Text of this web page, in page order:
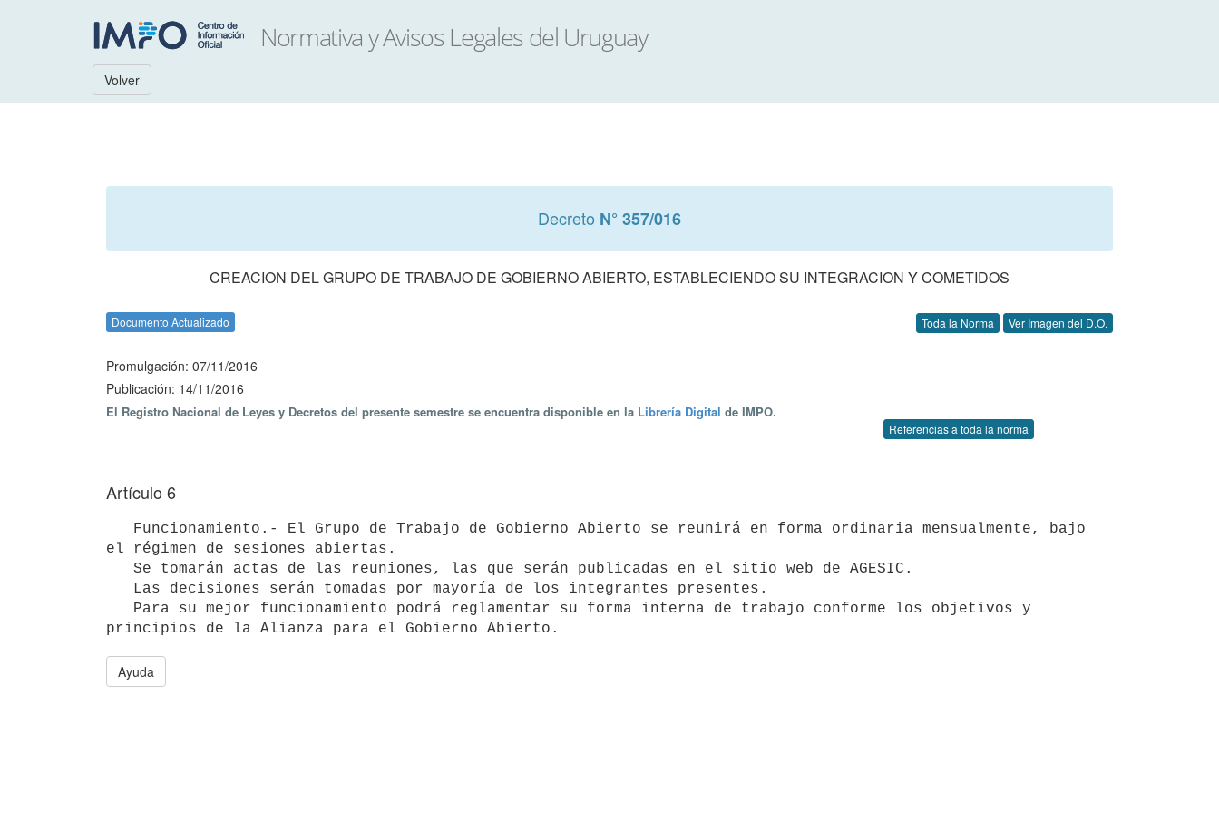
Volver
Decreto N° 357/016
CREACION DEL GRUPO DE TRABAJO DE GOBIERNO ABIERTO, ESTABLECIENDO SU INTEGRACION Y COMETIDOS
Documento Actualizado Toda la Norma Ver Imagen del D.O.
Promulgación: 07/11/2016
Publicación: 14/11/2016
El Registro Nacional de Leyes y Decretos del presente semestre se encuentra disponible en la Librería Digital de IMPO.
Referencias a toda la norma
Artículo 6
el régimen de sesiones abiertas.
Ayuda